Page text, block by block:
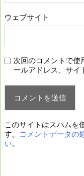
ウェブサイト
次回のコメントで使
ールアドレス、サイ
このサイトはスパムを
す。
コメントデータの
い。